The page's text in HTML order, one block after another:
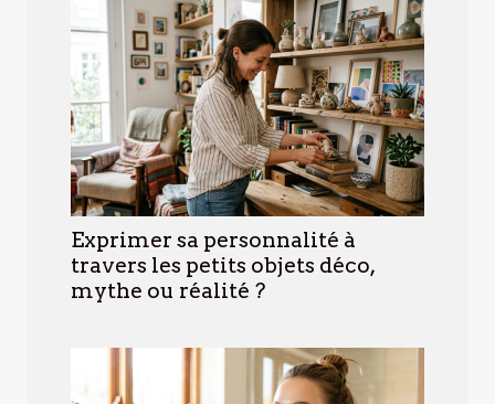
Exprimer sa personnalité à
travers les petits objets déco,
mythe ou réalité ?